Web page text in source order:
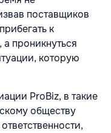
поставщиков
к
проникнуться
которую
ProBiz, в такие
обществу